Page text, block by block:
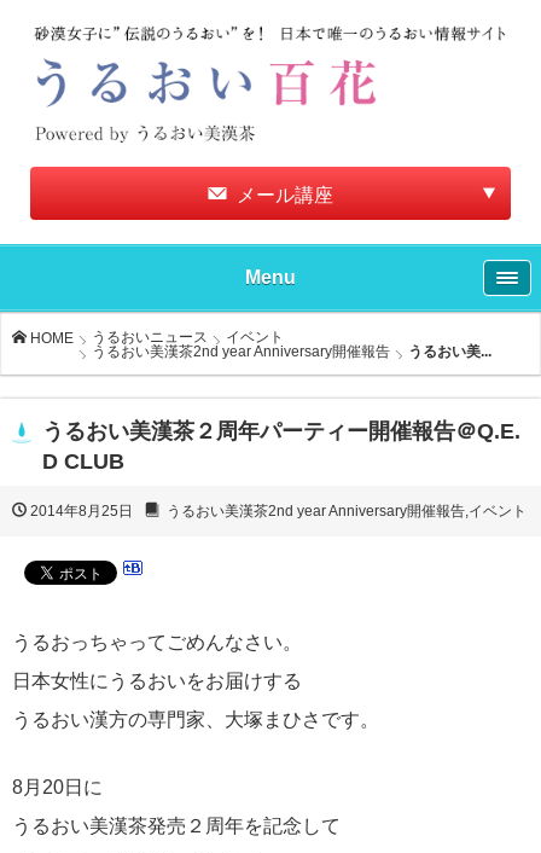
メール講座
Menu
HOME うるおいニュース
イベント
うるおい美漢茶2nd year Anniversary開催報告
うるおい美...
うるおい美漢茶２周年パーティー開催報告＠Q.E.
D CLUB
2014年8月25日 うるおい美漢茶2nd year Anniversary開催報告,イベント
うるおっちゃってごめんなさい。
日本女性にうるおいをお届けする
うるおい漢方の専門家、大塚まひさです。
8月20日に
うるおい美漢茶発売２周年を記念して